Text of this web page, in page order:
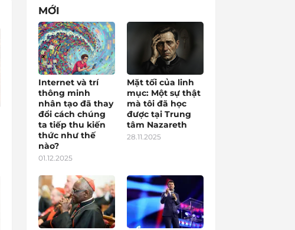
MỚI
Internet và trí
thông minh
nhân tạo đã thay
đổi cách chúng
ta tiếp thu kiến
thức như thế
nào?
01.12.2025
Mặt tối của linh
mục: Một sự thật
mà tôi đã học
được tại Trung
tâm Nazareth
28.11.2025